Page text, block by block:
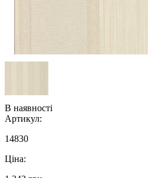
В наявності
Артикул:
14830
Ціна: